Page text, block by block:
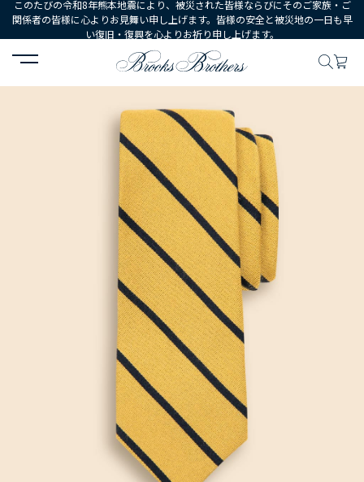
このたびの令和8年熊本地震により、被災された皆様ならびにそのご家族・ご
関係者の皆様に心よりお見舞い申し上げます。皆様の安全と被災地の一日も早
い復旧・復興を心よりお祈り申し上げます。
HOME シューズ・アクセサリー ネクタイ・ポケットチーフ